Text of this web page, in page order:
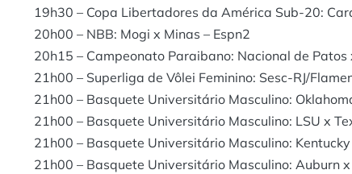
19h30 – Copa Libertadores da América Sub-20:
20h00 – NBB: Mogi x Minas – Espn2
20h15 – Campeonato Paraibano: Nacional de Patos
21h00 – Superliga de Vôlei Feminino: Sesc-RJ/
21h00 – Basquete Universitário Masculino:
21h00 – Basquete Universitário Masculino: LSU x
21h00 – Basquete Universitário Masculino:
21h00 – Basquete Universitário Masculino: Auburn